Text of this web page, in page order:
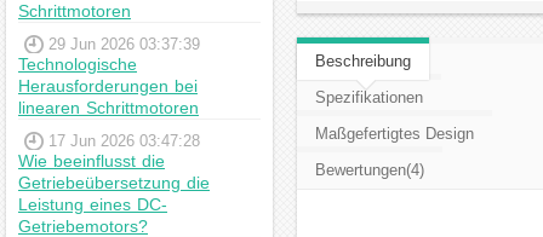
Schrittmotoren
29 Jun 2026 03:37:39
Technologische
Herausforderungen bei
linearen Schrittmotoren
17 Jun 2026 03:47:28
Wie beeinflusst die
Getriebeübersetzung die
Leistung eines DC-
Getriebemotors?
Beschreibung
Spezifikationen
Maßgefertigtes Design
Bewertungen(4)